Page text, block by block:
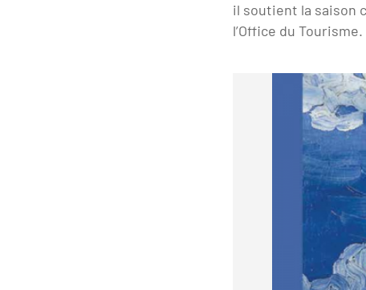
il soutient la saison
l’Office du Tourisme.